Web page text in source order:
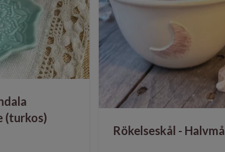
(turkos)
Rökelseskål -